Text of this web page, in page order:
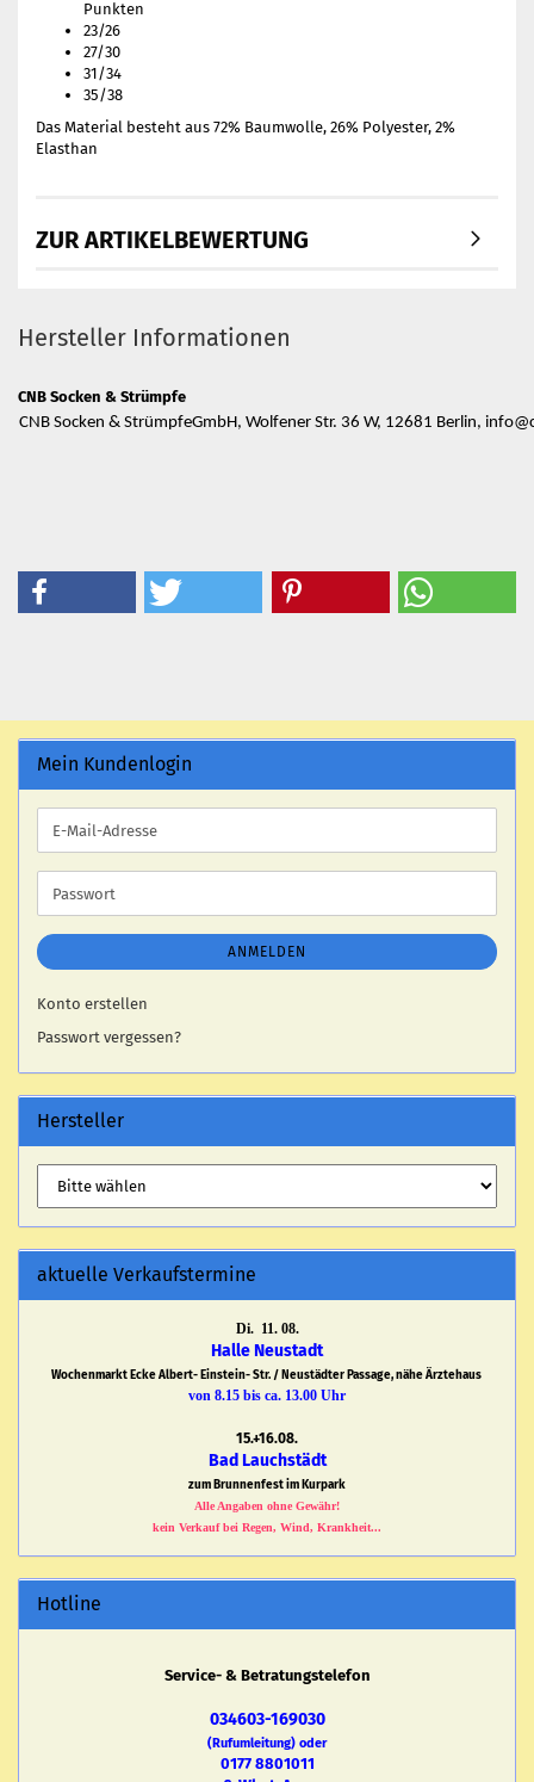
Punkten
23/26
27/30
31/34
35/38
Das Material besteht aus 72% Baumwolle, 26% Polyester, 2%
Elasthan
ZUR ARTIKELBEWERTUNG
Hersteller Informationen
CNB Socken & Strümpfe
CNB Socken & StrümpfeGmbH, Wolfener Str. 36 W, 12681 Berlin,
Mein Kundenlogin
E-
Mail-
Adresse
Passwort
ANMELDEN
Konto erstellen
Passwort vergessen?
Hersteller
aktuelle Verkaufstermine
Di. 11. 08.
Halle Neustadt
Wochenmarkt Ecke Albert- Einstein- Str. / Neustädter Passage, nähe Ärztehaus
von 8.15 bis ca. 13.00 Uhr
15.+16.08.
Bad Lauchstädt
zum Brunnenfest im Kurpark
Alle Angaben ohne Gewähr!
kein Verkauf bei Regen, Wind, Krankheit...
Hotline
Service- & Betratungstelefon
034603-169030
(Rufumleitung) oder
0177 8801011